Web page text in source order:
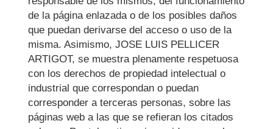
de la página enlazada o de los posibles daños
que puedan derivarse del acceso o uso de la
misma. Asimismo, JOSE LUIS PELLICER
ARTIGOT, se muestra plenamente respetuosa
con los derechos de propiedad intelectual o
industrial que correspondan o puedan
corresponder a terceras personas, sobre las
páginas web a las que se refieran los citados